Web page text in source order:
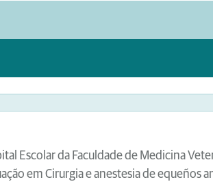
Escolar da Faculdade de Medicina
em Cirurgia e anestesia de